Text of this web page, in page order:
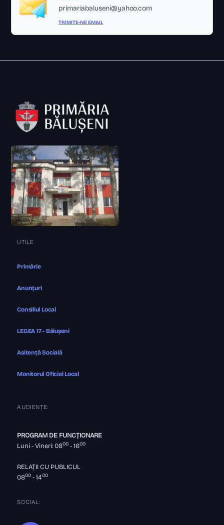
primariabaluseni@yahoo.com
TRIMITE-NE EMAIL
UTILE
Primărie
Anunțuri
Consiliul Local
LEGEA 17 - Bălușeni
Asitență Socială
Monitorul Oficial Local
AUDIENȚE:
PROGRAM DE FUNCȚIONARE
Luni - Vineri: 0800 - 1600
RELAȚII CU PUBLICUL
0800 - 1400
SOCIAL: